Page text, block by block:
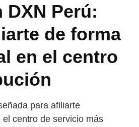
Perú:
de forma
en el centro
para afiliarte
centro de servicio más